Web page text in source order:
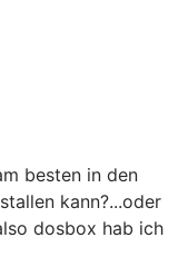
besten in den
kann?...oder
dosbox hab ich